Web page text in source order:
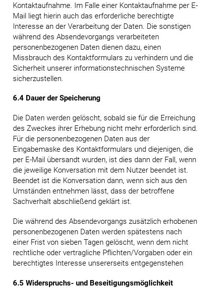
Kontaktaufnahme. Im Falle einer Kontaktaufnahme per E-
Mail liegt hierin auch das erforderliche berechtigte
Interesse an der Verarbeitung der Daten. Die sonstigen
während des Absendevorgangs verarbeiteten
personenbezogenen Daten dienen dazu, einen
Missbrauch des Kontaktformulars zu verhindern und die
Sicherheit unserer informationstechnischen Systeme
sicherzustellen.
6.4 Dauer der Speicherung
Die Daten werden gelöscht, sobald sie für die Erreichung
des Zweckes ihrer Erhebung nicht mehr erforderlich sind.
Für die personenbezogenen Daten aus der
Eingabemaske des Kontaktformulars und diejenigen, die
per E-Mail übersandt wurden, ist dies dann der Fall, wenn
die jeweilige Konversation mit dem Nutzer beendet ist.
Beendet ist die Konversation dann, wenn sich aus den
Umständen entnehmen lässt, dass der betroffene
Sachverhalt abschließend geklärt ist.
Die während des Absendevorgangs zusätzlich erhobenen
personenbezogenen Daten werden spätestens nach
einer Frist von sieben Tagen gelöscht, wenn dem nicht
rechtliche oder vertragliche Pflichten/Vorgaben oder ein
berechtigtes Interesse unsererseits entgegenstehen
6.5 Widerspruchs- und Beseitigungsmöglichkeit